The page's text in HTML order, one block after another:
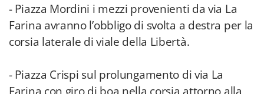
- Piazza Mordini i mezzi provenienti da via La
Farina avranno l’obbligo di svolta a destra per la
corsia laterale di viale della Libertà.
- Piazza Crispi sul prolungamento di via La